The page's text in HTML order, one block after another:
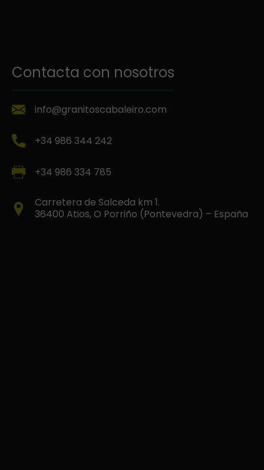
Contacta con nosotros
info@granitoscabaleiro.com
+34 986 344 242
+34 986 334 785
Carretera de Salceda km 1.
36400 Atios, O Porriño (Pontevedra) – España